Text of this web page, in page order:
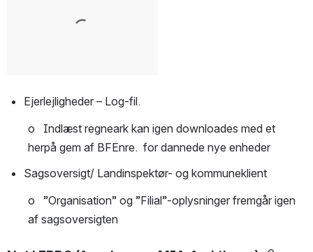
Ejerlejligheder – Log-fil.
o   Indlæst regneark kan igen downloades med et
herpå gem af BFEnre.  for dannede nye enheder
Sagsoversigt/ Landinspektør- og kommuneklient
o   ”Organisation” og ”Filial”-oplysninger fremgår igen
af sagsoversigten